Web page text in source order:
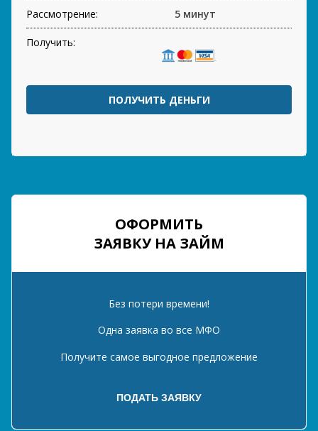
Рассмотрение: 5 минут
Получить:
ПОЛУЧИТЬ ДЕНЬГИ
ОФОРМИТЬ
ЗАЯВКУ НА ЗАЙМ
Без потери времени!
Одна заявка во все МФО
Получите самое выгодное предложение